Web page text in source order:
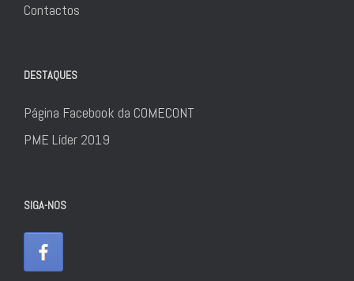
Contactos
DESTAQUES
Página Facebook da COMECONT
PME Líder 2019
SIGA-NOS